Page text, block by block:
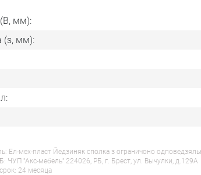
мм):
(s, мм):
Ел-мех-пласт Йедзиняк сполка з ограничоно
ЧУП "Акс-мебель" 224026, РБ, г. Брест, ул. Вычулки, д.129А
24 месяца